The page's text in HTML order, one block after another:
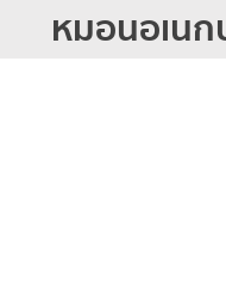
หมอนอเนก